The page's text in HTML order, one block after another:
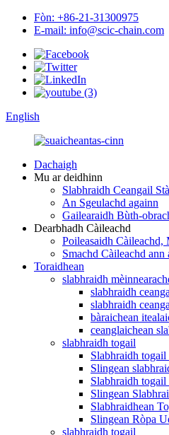
Fòn: +86-21-31300975
E-mail: info@scic-chain.com
English
Dachaigh
Mu ar deidhinn
Slabhraidh Ceangail
An Sgeulachd againn
Gailearaidh Bùth-
Dearbhadh Càileachd
Poileasaidh Càileachd,
Smachd Càileachd
Toraidhean
slabhraidh
slabhraidh
slabhraidh
bàraichean
ceanglaichean
slabhraidh togail
Slabhraidh
Slingean
Slabhraidh
Slingean
Slabhraidhean
Slingean Ròpa
slabhraidh togail